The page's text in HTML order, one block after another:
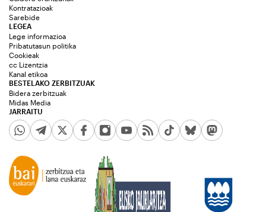
Kontratazioak
Sarebide
JARRAITU
LEGEA
Lege informazioa
Pribatutasun politika
Cookieak
cc Lizentzia
Kanal etikoa
BESTELAKO ZERBITZUAK
Bidera zerbitzuak
Midas Media